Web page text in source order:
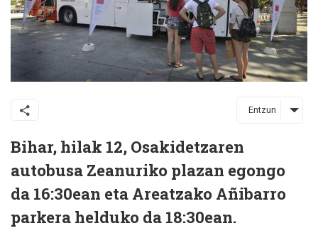
Entzun
Bihar, hilak 12, Osakidetzaren
autobusa Zeanuriko plazan egongo
da 16:30ean eta Areatzako Añibarro
parkera helduko da 18:30ean.